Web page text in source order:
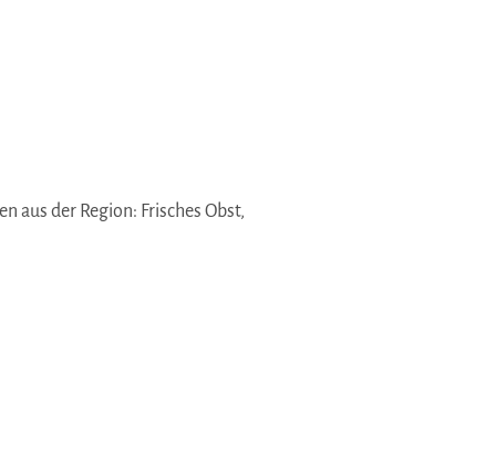
aus der Region: Frisches Obst,